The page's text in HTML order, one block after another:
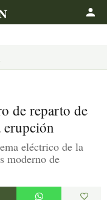
de reparto de
erupción
eléctrico de la
moderno de